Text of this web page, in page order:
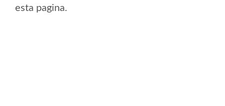
esta pagina.